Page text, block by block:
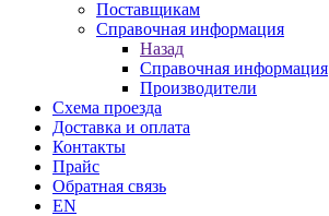
Поставщикам
Справочная информация
Назад
Справочная информация
Производители
Схема проезда
Доставка и оплата
Контакты
Прайс
Обратная связь
EN